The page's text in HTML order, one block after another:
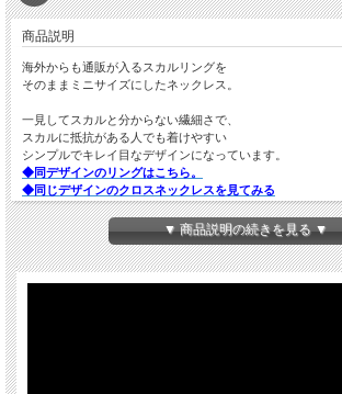
商品説明
海外からも通販が入るスカルリングを
そのままミニサイズにしたネックレス。
一見してスカルと分からない繊細さで、
スカルに抵抗がある人でも着けやすい
シンプルでキレイ目なデザインになっています。
◆同デザインのリングはこちら。
◆同じデザインのクロスネックレスを見てみる
▼ 商品説明の続きを見る ▼